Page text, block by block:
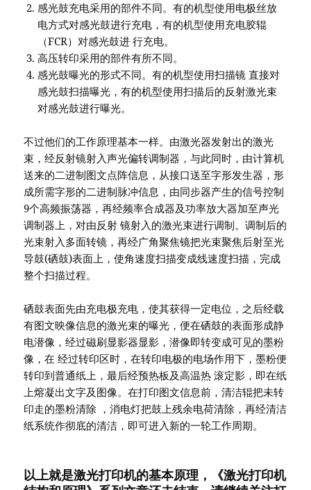
感光鼓充电采用的部件不同。有的机型使用电极丝放
电方式对感光鼓进行充电，有的机型使用充电胶辊
（FCR）对感光鼓进 行充电。
高压转印采用的部件有所不同。
感光鼓曝光的形式不同。有的机型使用扫描镜 直接对
感光鼓扫描曝光，有的机型使用扫描后的反射激光束
对感光鼓进行曝光。
不过他们的工作原理基本一样。由激光器发射出的激光
束，经反射镜射入声光偏转调制器，与此同时，由计算机
送来的二进制图文点阵信息，从接口送至字形发生器，形
成所需字形的二进制脉冲信息，由同步器产生的信号控制
9个高频振荡器，再经频率合成器及功率放大器加至声光
调制器上，对由反射 镜射入的激光束进行调制。调制后的
光束射入多面转镜，再经广角聚焦镜把光束聚焦后射至光
导鼓(硒鼓)表面上，使角速度扫描变成线速度扫描，完成
整个扫描过程。
硒鼓表面先由充电极充电，使其获得一定电位，之后经载
有图文映像信息的激光束的曝光，便在硒鼓的表面形成静
电潜像，经过磁刷显影器显影，潜像即转变成可见的墨粉
像，在 经过转印区时，在转印电极的电场作用下，墨粉便
转印到普通纸上，最后经预热板及高温热 滚定影，即在纸
上熔凝出文字及图像。在打印图文信息前，清洁辊把未转
印走的墨粉清除 ，消电灯把鼓上残余电荷清除，再经清洁
纸系统作彻底的清洁，即可进入新的一轮工作周期。
以上就是激光打印机的基本原理，《激光打印机